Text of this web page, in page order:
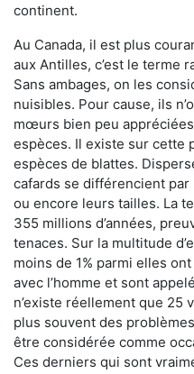
continent.
Au Canada, il est plus
aux Antilles, c’est le terme
Sans ambages, on les
nuisibles. Pour cause, ils
mœurs bien peu
espèces. Il existe sur cette
espèces de blattes.
cafards se différencient
ou encore leurs tailles. La
355 millions d’années,
tenaces. Sur la multitude
moins de 1% parmi elles
avec l’homme et sont
n’existe réellement que 25
plus souvent des
être considérée comme
Ces derniers qui sont